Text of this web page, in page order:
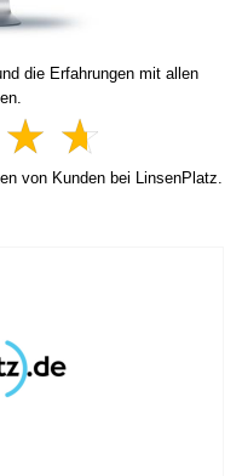
die Erfahrungen mit allen
von Kunden bei LinsenPlatz.